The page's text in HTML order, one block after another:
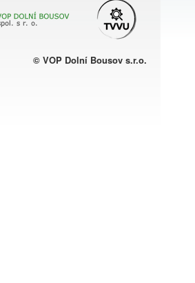
© VOP Dolní Bousov s.r.o.